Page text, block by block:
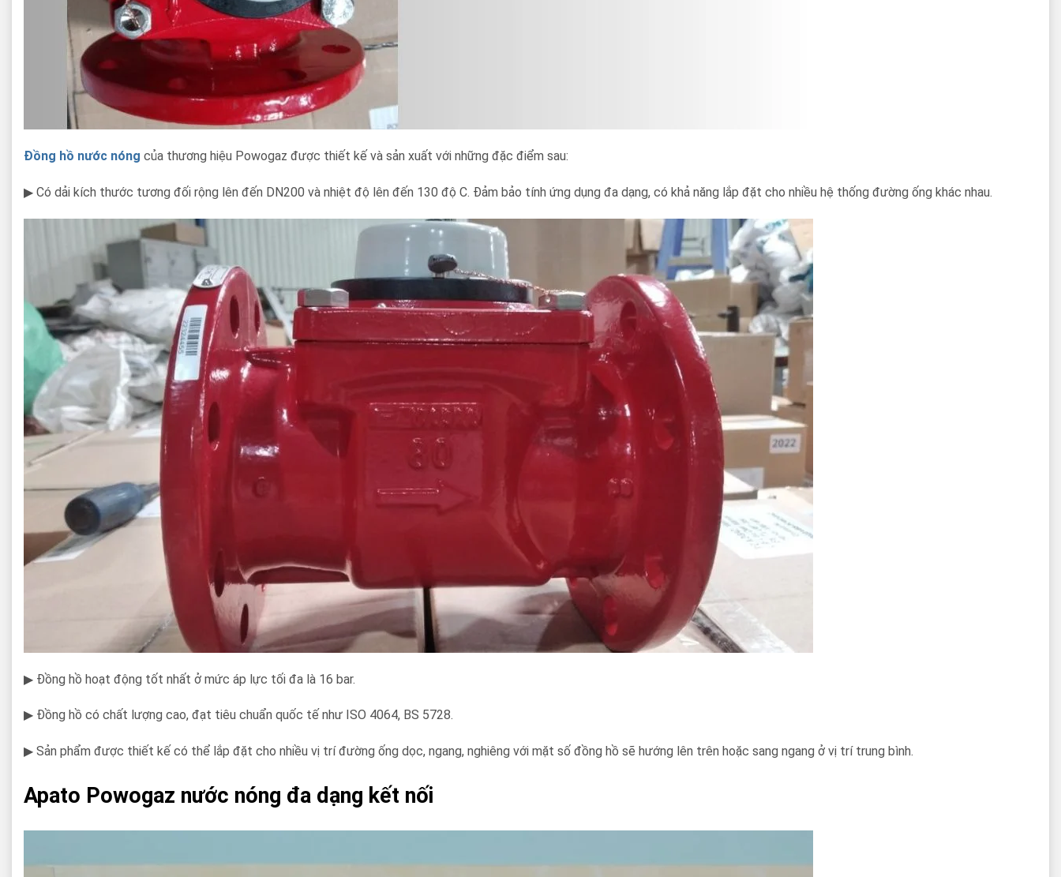
Đồng hồ nước nóng của thương hiệu Powogaz được thiết kế và sản xuất với những đặc điểm sau:
▶ Có dải kích thước tương đối rộng lên đến DN200 và nhiệt độ lên đến 130 độ C. Đảm bảo tính ứng dụng đa dạng, có khả năng lắp đặt cho nhiều hệ thống đường ống khác nhau.
▶ Đồng hồ hoạt động tốt nhất ở mức áp lực tối đa là 16 bar.
▶ Đồng hồ có chất lượng cao, đạt tiêu chuẩn quốc tế như ISO 4064, BS 5728.
▶ Sản phẩm được thiết kế có thể lắp đặt cho nhiều vị trí đường ống dọc, ngang, nghiêng với mặt số đồng hồ sẽ hướng lên trên hoặc sang ngang ở vị trí trung bình.
Apato Powogaz nước nóng đa dạng kết nối